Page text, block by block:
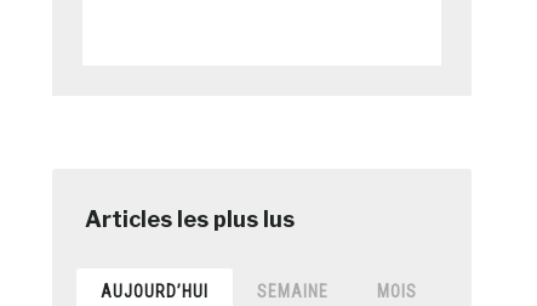
AUJOURD’HUI SEMAINE MOIS